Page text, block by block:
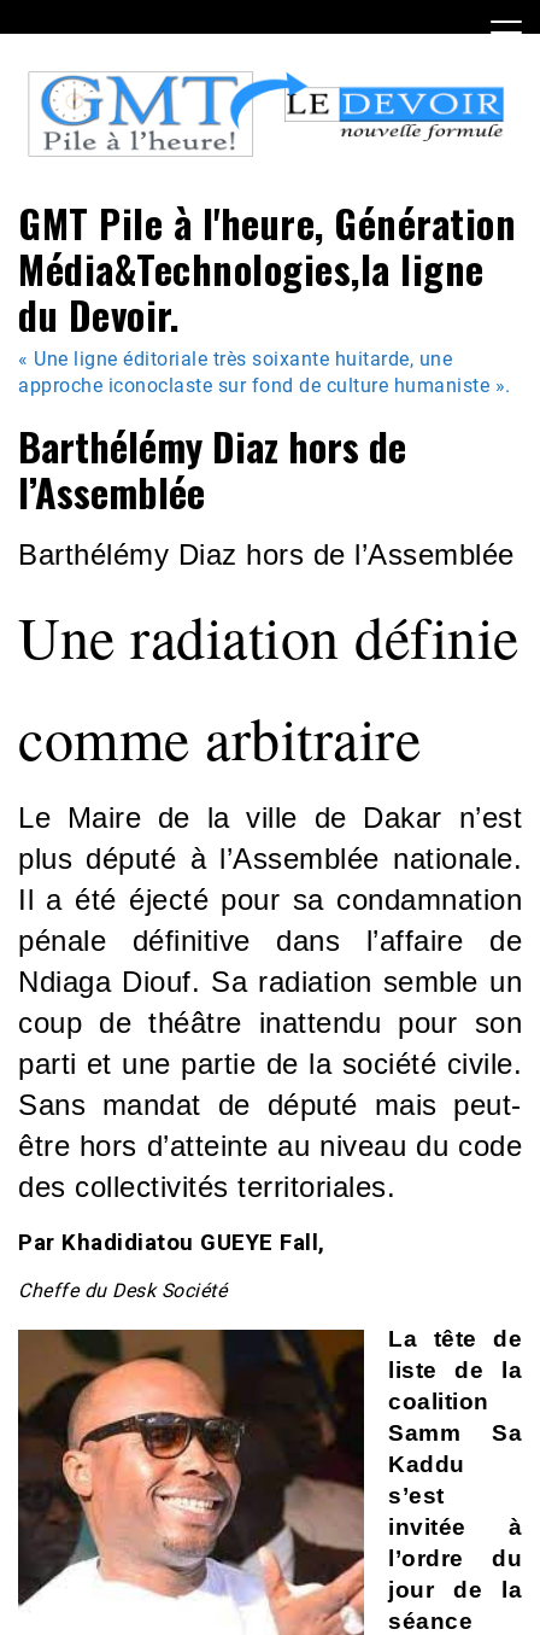
to
content
GMT Pile à l'heure, Génération
Média&Technologies,la ligne
du Devoir.
« Une ligne éditoriale très soixante huitarde, une
approche iconoclaste sur fond de culture humaniste ».
Barthélémy Diaz hors de
l’Assemblée
Barthélémy Diaz hors de l’Assemblée
Une radiation définie
comme arbitraire
Le Maire de la ville de Dakar n’est
plus député à l’Assemblée nationale.
Il a été éjecté pour sa condamnation
pénale définitive dans l’affaire de
Ndiaga Diouf. Sa radiation semble un
coup de théâtre inattendu pour son
parti et une partie de la société civile.
Sans mandat de député mais peut-
être hors d’atteinte au niveau du code
des collectivités territoriales.
Par Khadidiatou GUEYE Fall,
Cheffe du Desk Société
La tête de
liste de la
coalition
Samm Sa
Kaddu
s’est
invitée à
l’ordre du
jour de la
séance